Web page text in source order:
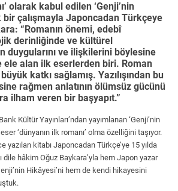
Bilim
olarak kabul edilen ‘Genji’nin
bir çalışmayla Japoncadan Türkçeye
“Romanın önemi, edebî
derinliğinde ve kültürel
duygularını ve ilişkilerini böylesine
alan ilk eserlerden biri. Roman
katkı sağlamış. Yazılışından bu
rağmen anlatının ölümsüz gücünü
ilham veren bir başyapıt.”
Kültür Yayınları’ndan yayımlanan ‘Genji’nin
‘dünyanın ilk romanı’ olma özelliğini taşıyor.
yazılan kitabı Japoncadan Türkçe’ye 15 yılda
dile hâkim Oğuz Baykara’yla hem Japon yazar
Hikâyesi’ni hem de kendi hikayesini